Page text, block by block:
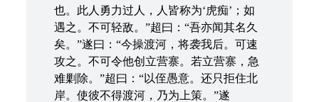
也。此人勇力过人，人皆称为‘虎痴’；如
遇之。不可轻敌。”超曰：“吾亦闻其名久
矣。”遂曰：“今操渡河，将袭我后。可速
攻之。不可令他创立营寨。若立营寨，急
难剿除。”超曰：“以侄愚意。还只拒住北
岸。使彼不得渡河，乃为上策。”遂